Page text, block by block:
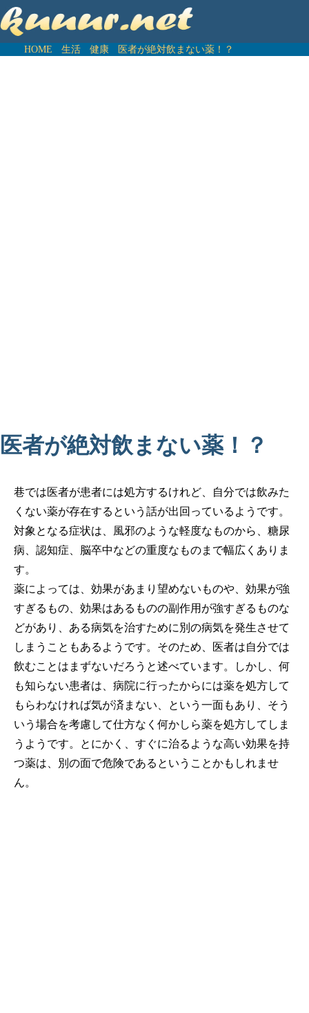
HOME 生活 健康 医者が絶対飲まない薬！？
医者が絶対飲まない薬！？
巷では医者が患者には処方するけれど、自分では飲みた
くない薬が存在するという話が出回っているようです。
対象となる症状は、風邪のような軽度なものから、糖尿
病、認知症、脳卒中などの重度なものまで幅広くありま
す。
薬によっては、効果があまり望めないものや、効果が強
すぎるもの、効果はあるものの副作用が強すぎるものな
どがあり、ある病気を治すために別の病気を発生させて
しまうこともあるようです。そのため、医者は自分では
飲むことはまずないだろうと述べています。しかし、何
も知らない患者は、病院に行ったからには薬を処方して
もらわなければ気が済まない、という一面もあり、そう
いう場合を考慮して仕方なく何かしら薬を処方してしま
うようです。とにかく、すぐに治るような高い効果を持
つ薬は、別の面で危険であるということかもしれませ
ん。